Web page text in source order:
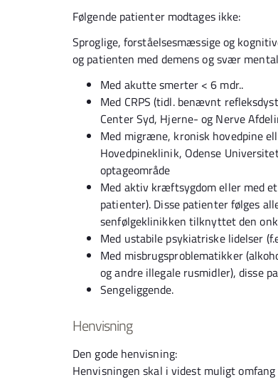
Følgende patienter modtages ikke:
Sproglige, forståelsesmæssige og
og patienten med demens og svær
Med akutte smerter < 6 mdr..
Med CRPS (tidl. benævnt
Center Syd, Hjerne- og Nerve
Med migræne, kronisk hovedpine
Hovedpineklinik, Odense
optageområde
Med aktiv kræftsygdom eller med
patienter). Disse patienter følges
senfølgeklinikken tilknyttet den
Med ustabile psykiatriske lidelser
Med misbrugsproblematikker
og andre illegale rusmidler), disse
Sengeliggende.
Henvisning
Den gode henvisning:
Henvisningen skal i videst muligt